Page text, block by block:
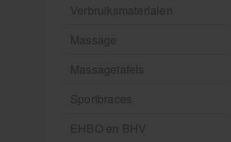
Verbruiksmaterialen
Massage
Massagetafels
Sportbraces
EHBO en BHV